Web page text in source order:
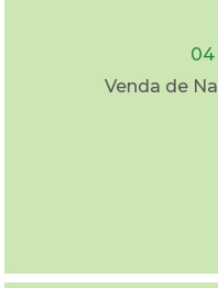
04
Venda de